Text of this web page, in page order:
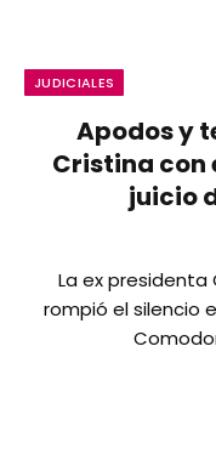
JUDICIALES
Apodos y
Cristina con
juicio
La ex presidenta
rompió el silencio